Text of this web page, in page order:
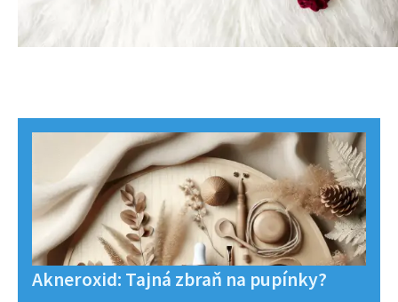
Akneroxid: Tajná zbraň na pupínky?